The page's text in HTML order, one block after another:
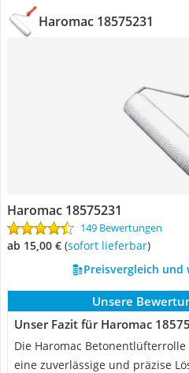
Haromac 18575231
Haromac 18575231
149 Bewertungen
ab 15,00 € ( Sofort lieferbar)
Preisvergleich und
Unsere
Unser Fazit für Haromac
Die Haromac
eine zuverlässige und präzise